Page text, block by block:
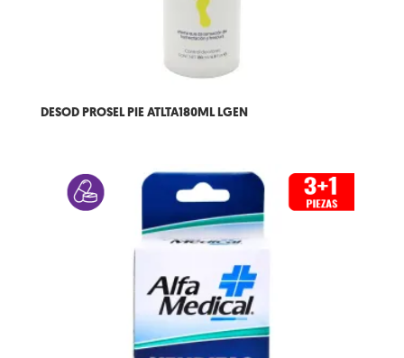
DESOD PROSEL PIE ATLTA180ML LGEN